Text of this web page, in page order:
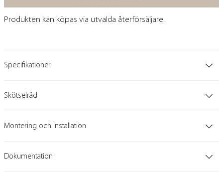
Produkten kan köpas via utvalda återförsäljare.
Specifikationer
Skötselråd
Montering och installation
Dokumentation